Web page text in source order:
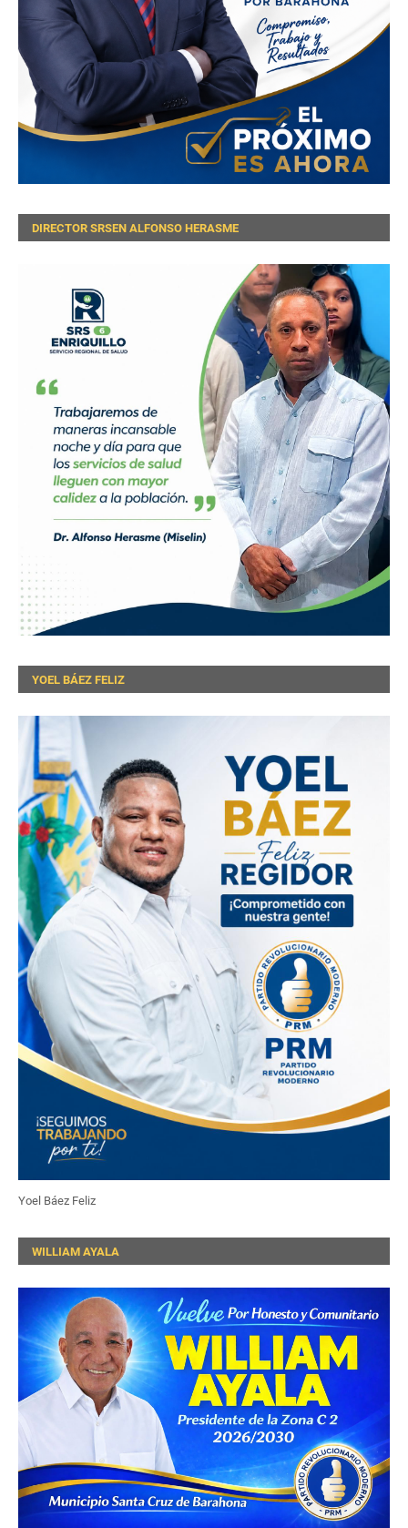
DIRECTOR SRSEN ALFONSO HERASME
YOEL BÁEZ FELIZ
Yoel Báez Feliz
WILLIAM AYALA